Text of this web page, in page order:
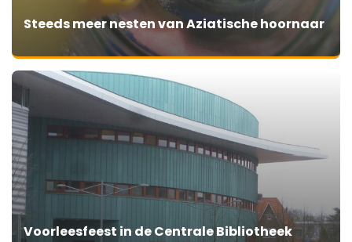
Steeds meer nesten van Aziatische hoornaar
Voorleesfeest in de Centrale Bibliotheek